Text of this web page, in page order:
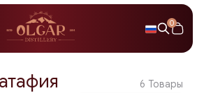
0
6 Товары